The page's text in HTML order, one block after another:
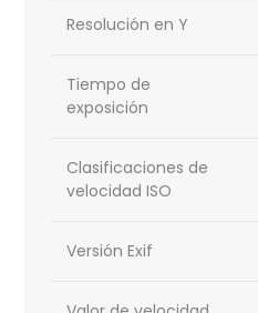
Resolución en Y
Tiempo de
exposición
Clasificaciones de
velocidad ISO
Versión Exif